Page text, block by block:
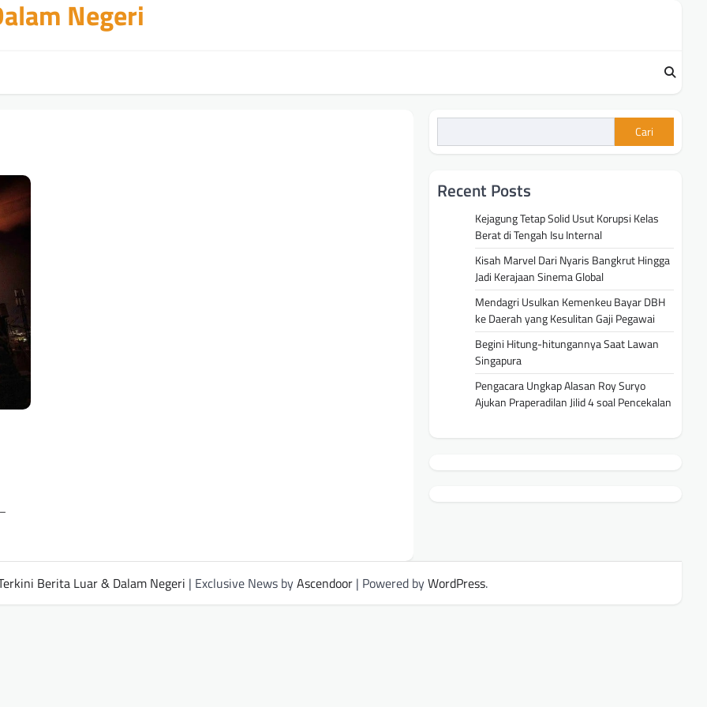
Negeri
Cari
Recent Posts
Kejagung Tetap Solid Usut Korupsi Kelas
Berat di Tengah Isu Internal
Kisah Marvel Dari Nyaris Bangkrut Hingga
Jadi Kerajaan Sinema Global
Mendagri Usulkan Kemenkeu Bayar DBH
ke Daerah yang Kesulitan Gaji Pegawai
Begini Hitung-hitungannya Saat Lawan
Singapura
Pengacara Ungkap Alasan Roy Suryo
Ajukan Praperadilan Jilid 4 soal Pencekalan
Berita Luar & Dalam Negeri | Exclusive News byAscendoor | Powered byWordPress.